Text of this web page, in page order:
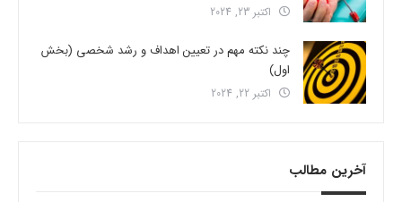
اکتبر 23, 2024
چند نکته مهم در تعیین اهداف و رشد شخصی (بخش
اول)
اکتبر 22, 2024
آخرین مطالب